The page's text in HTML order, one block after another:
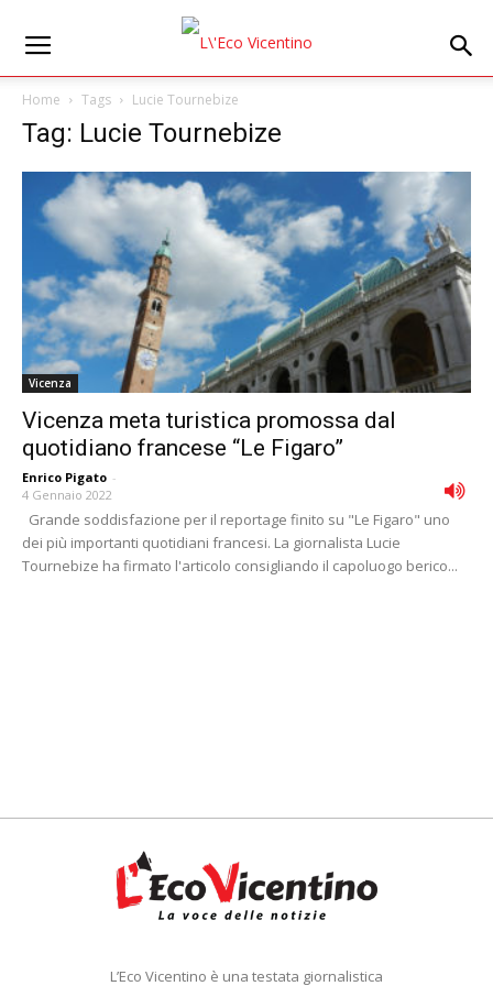
Home Tags Lucie Tournebize
Tag: Lucie Tournebize
Vicenza
Vicenza meta turistica promossa dal
quotidiano francese “Le Figaro”
Enrico Pigato -
4 Gennaio 2022
Grande soddisfazione per il reportage finito su "Le Figaro" uno
dei più importanti quotidiani francesi. La giornalista Lucie
Tournebize ha firmato l'articolo consigliando il capoluogo berico...
L’Eco Vicentino è una testata giornalistica